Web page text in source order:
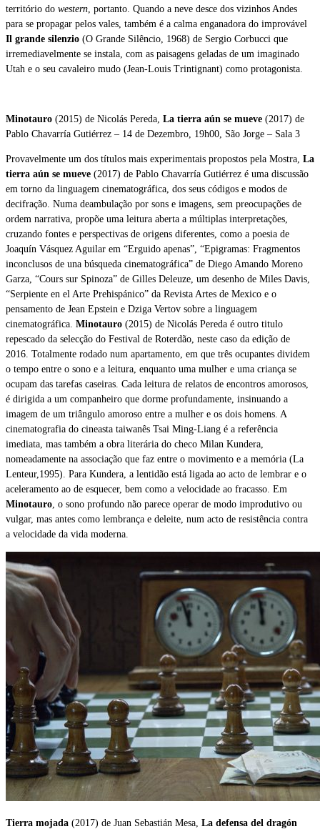
território do western , portanto. Quando a neve desce dos vizinhos Andes
para se propagar pelos vales, também é a calma enganadora do improvável
Il grande silenzio (O Grande Silêncio, 1968) de Sergio Corbucci que
irremediavelmente se instala, com as paisagens geladas de um imaginado
Utah e o seu cavaleiro mudo (Jean-Louis Trintignant) como protagonista.
Minotauro (2015) de Nicolás Pereda, La tierra aún se mueve (2017) de
Pablo Chavarría Gutiérrez – 14 de Dezembro, 19h00, São Jorge – Sala 3
Provavelmente um dos títulos mais experimentais propostos pela Mostra, La
tierra aún se mueve (2017) de Pablo Chavarría Gutiérrez é uma discussão
em torno da linguagem cinematográfica, dos seus códigos e modos de
decifração. Numa deambulação por sons e imagens, sem preocupações de
ordem narrativa, propõe uma leitura aberta a múltiplas interpretações,
cruzando fontes e perspectivas de origens diferentes, como a poesia de
Joaquín Vásquez Aguilar em “Erguido apenas”, “Epigramas: Fragmentos
inconclusos de una búsqueda cinematográfica” de Diego Amando Moreno
Garza, “Cours sur Spinoza” de Gilles Deleuze, um desenho de Miles Davis,
“Serpiente en el Arte Prehispánico” da Revista Artes de Mexico e o
pensamento de Jean Epstein e Dziga Vertov sobre a linguagem
cinematográfica. Minotauro (2015) de Nicolás Pereda é outro titulo
repescado da selecção do Festival de Roterdão, neste caso da edição de
2016. Totalmente rodado num apartamento, em que três ocupantes dividem
o tempo entre o sono e a leitura, enquanto uma mulher e uma criança se
ocupam das tarefas caseiras. Cada leitura de relatos de encontros amorosos,
é dirigida a um companheiro que dorme profundamente, insinuando a
imagem de um triângulo amoroso entre a mulher e os dois homens. A
cinematografia do cineasta taiwanês Tsai Ming-Liang é a referência
imediata, mas também a obra literária do checo Milan Kundera,
nomeadamente na associação que faz entre o movimento e a memória (La
Lenteur,1995). Para Kundera, a lentidão está ligada ao acto de lembrar e o
aceleramento ao de esquecer, bem como a velocidade ao fracasso. Em
Minotauro , o sono profundo não parece operar de modo improdutivo ou
vulgar, mas antes como lembrança e deleite, num acto de resistência contra
a velocidade da vida moderna.
Tierra mojada (2017) de Juan Sebastián Mesa, La defensa del dragón